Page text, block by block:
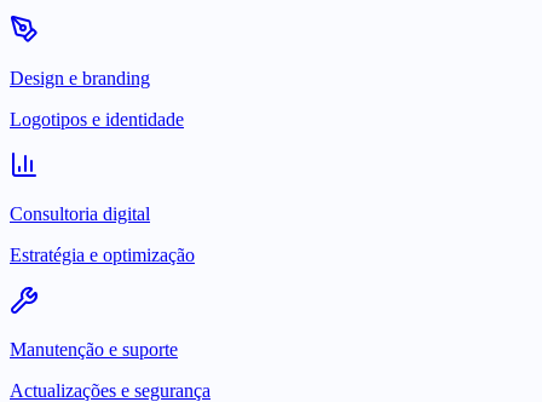
Design e branding
Logotipos e identidade
Consultoria digital
Estratégia e optimização
Manutenção e suporte
Actualizações e segurança